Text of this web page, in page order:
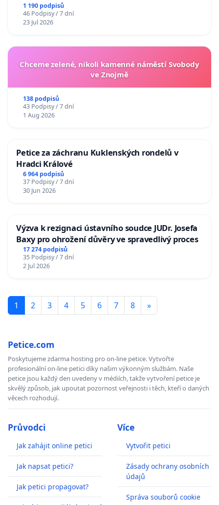
1 190 podpisů
46 Podpisy / 7 dní
23 Jul 2026
Chceme zelené, nikoli kamenné náměstí Svobody
ve Znojmě
138 podpisů
43 Podpisy / 7 dní
1 Aug 2026
Petice za záchranu Kuklenských rondelů v
Hradci Králové
6 964 podpisů
37 Podpisy / 7 dní
30 Jun 2026
Výzva k rezignaci ústavního soudce JUDr. Josefa
Baxy pro ohrožení důvěry ve spravedlivý proces
17 274 podpisů
35 Podpisy / 7 dní
2 Jul 2026
1 2 3 4 5 6 7 8 »
Petice.com
Poskytujeme zdarma hosting pro on-line petice. Vytvořte
profesionální on-line petici díky našim výkonným službám. Naše
petice jsou každý den uvedeny v médiích, takže vytvoření petice je
skvělý způsob, jak upoutat pozornost veřejnosti i těch, kteří o daných
věcech rozhodují.
Průvodci
Jak zahájit online petici
Jak napsat petici?
Jak petici propagovat?
Více
Vytvořit petici
Zásady ochrany osobních
údajů
Správa souborů cookie